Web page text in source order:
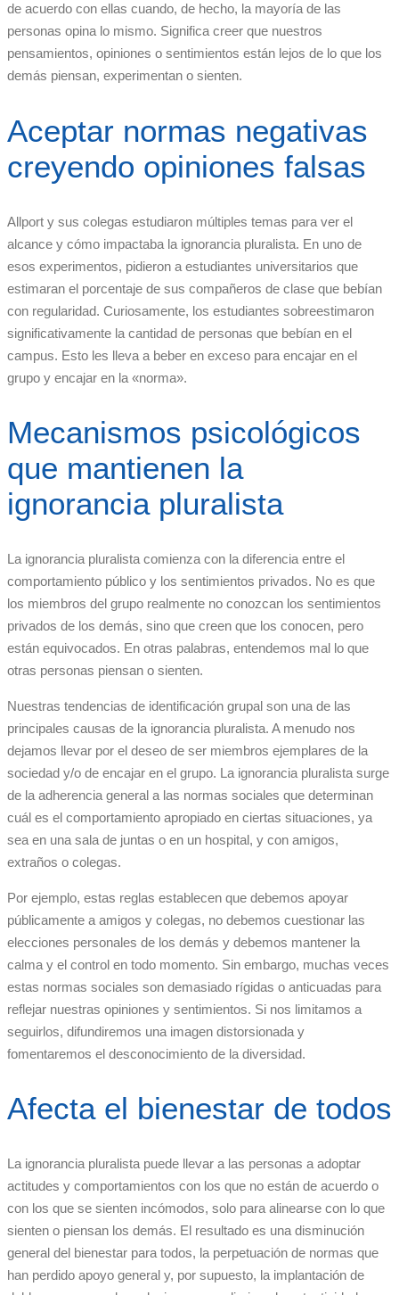
de acuerdo con ellas cuando, de hecho, la mayoría de las
personas opina lo mismo. Significa creer que nuestros
pensamientos, opiniones o sentimientos están lejos de lo que los
demás piensan, experimentan o sienten.
Aceptar normas negativas
creyendo opiniones falsas
Allport y sus colegas estudiaron múltiples temas para ver el
alcance y cómo impactaba la ignorancia pluralista. En uno de
esos experimentos, pidieron a estudiantes universitarios que
estimaran el porcentaje de sus compañeros de clase que bebían
con regularidad. Curiosamente, los estudiantes sobreestimaron
significativamente la cantidad de personas que bebían en el
campus. Esto les lleva a beber en exceso para encajar en el
grupo y encajar en la «norma».
Mecanismos psicológicos
que mantienen la
ignorancia pluralista
La ignorancia pluralista comienza con la diferencia entre el
comportamiento público y los sentimientos privados. No es que
los miembros del grupo realmente no conozcan los sentimientos
privados de los demás, sino que creen que los conocen, pero
están equivocados. En otras palabras, entendemos mal lo que
otras personas piensan o sienten.
Nuestras tendencias de identificación grupal son una de las
principales causas de la ignorancia pluralista. A menudo nos
dejamos llevar por el deseo de ser miembros ejemplares de la
sociedad y/o de encajar en el grupo. La ignorancia pluralista surge
de la adherencia general a las normas sociales que determinan
cuál es el comportamiento apropiado en ciertas situaciones, ya
sea en una sala de juntas o en un hospital, y con amigos,
extraños o colegas.
Por ejemplo, estas reglas establecen que debemos apoyar
públicamente a amigos y colegas, no debemos cuestionar las
elecciones personales de los demás y debemos mantener la
calma y el control en todo momento. Sin embargo, muchas veces
estas normas sociales son demasiado rígidas o anticuadas para
reflejar nuestras opiniones y sentimientos. Si nos limitamos a
seguirlos, difundiremos una imagen distorsionada y
fomentaremos el desconocimiento de la diversidad.
Afecta el bienestar de todos
La ignorancia pluralista puede llevar a las personas a adoptar
actitudes y comportamientos con los que no están de acuerdo o
con los que se sienten incómodos, solo para alinearse con lo que
sienten o piensan los demás. El resultado es una disminución
general del bienestar para todos, la perpetuación de normas que
han perdido apoyo general y, por supuesto, la implantación de